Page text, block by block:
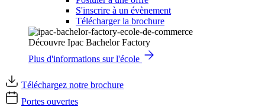
S'inscrire à un évènement
Télécharger la brochure
Découvre Ipac Bachelor Factory
Plus d'informations sur l'école
Téléchargez notre brochure
Portes ouvertes